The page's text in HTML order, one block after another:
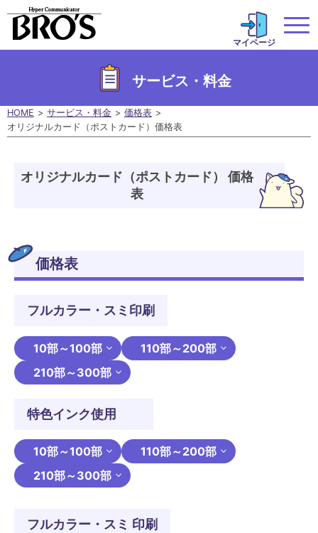
マイページ
サービス・料金
HOME サービス・料金
価格表
オリジナルカード（ポストカード）価格表
オリジナルカード（ポストカード） 価格
表
価格表
フルカラー・スミ印刷
10部～100部
110部～200部
210部～300部
特色インク使用
10部～100部
110部～200部
210部～300部
フルカラー・スミ 印刷